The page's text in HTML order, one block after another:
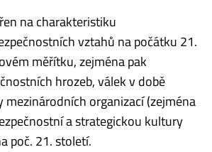
na charakteristiku
vztahů na počátku 21.
měřítku, zejména pak
hrozeb, válek v době
mezinárodních organizací (zejména
a strategickou kultury
poč. 21. století.